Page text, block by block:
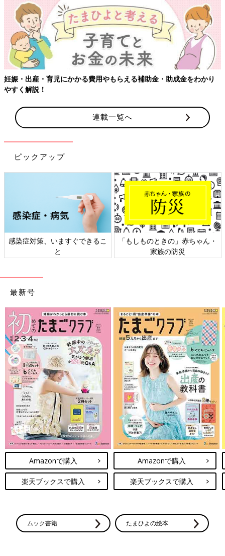
妊娠・出産・育児にかかる費用やもらえる補助金・助成金をわかり
やすく解説！
連載一覧へ
ピックアップ
感染症対策、いますぐできるこ
と
「もしものときの」赤ちゃん・
家族の防災
最新号
Amazonで購入
楽天ブックスで購入
Amazonで購入
楽天ブックスで購入
ムック書籍 たまひよの絵本